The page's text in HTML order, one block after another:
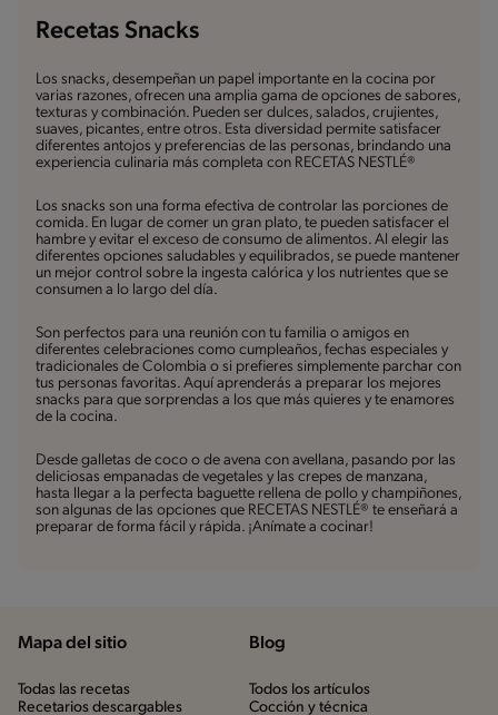
Recetas Snacks
Los snacks, desempeñan un papel importante en la cocina por
varias razones, ofrecen una amplia gama de opciones de sabores,
texturas y combinación. Pueden ser dulces, salados, crujientes,
suaves, picantes, entre otros. Esta diversidad permite satisfacer
diferentes antojos y preferencias de las personas, brindando una
experiencia culinaria más completa con RECETAS NESTLÉ®
Los snacks son una forma efectiva de controlar las porciones de
comida. En lugar de comer un gran plato, te pueden satisfacer el
hambre y evitar el exceso de consumo de alimentos. Al elegir las
diferentes opciones saludables y equilibrados, se puede mantener
un mejor control sobre la ingesta calórica y los nutrientes que se
consumen a lo largo del día.
Son perfectos para una reunión con tu familia o amigos en
diferentes celebraciones como cumpleaños, fechas especiales y
tradicionales de Colombia o si prefieres simplemente parchar con
tus personas favoritas. Aquí aprenderás a preparar los mejores
snacks para que sorprendas a los que más quieres y te enamores
de la cocina.
Desde galletas de coco o de avena con avellana, pasando por las
deliciosas empanadas de vegetales y las crepes de manzana,
hasta llegar a la perfecta baguette rellena de pollo y champiñones,
son algunas de las opciones que RECETAS NESTLÉ® te enseñará a
preparar de forma fácil y rápida. ¡Anímate a cocinar!
Mapa del sitio
Todas las recetas
Recetarios descargables
Blog
Todos los artículos
Cocción y técnica